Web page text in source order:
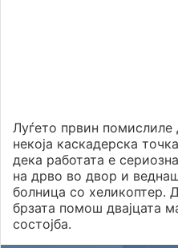
Луѓето првин помислиле
некоја каскадерска
дека работата е
на дрво во двор и
болница со хеликоптер.
брзата помош двајцата
состојба.